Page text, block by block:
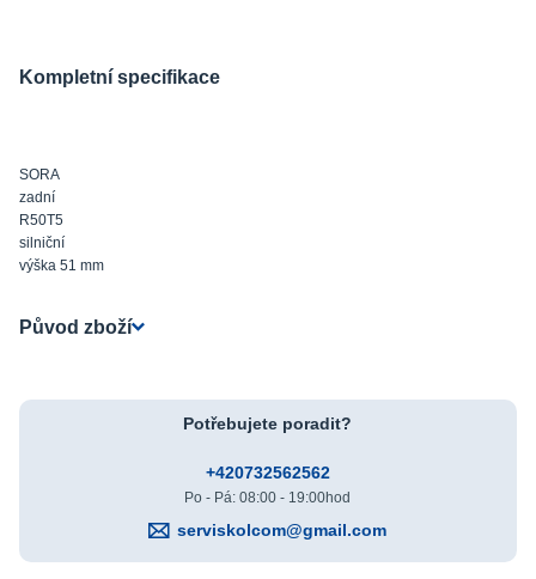
Kompletní specifikace
SORA
zadní
R50T5
silniční
výška 51 mm
Původ zboží
Potřebujete poradit?
+420732562562
Po - Pá: 08:00 - 19:00hod
serviskolcom@gmail.com